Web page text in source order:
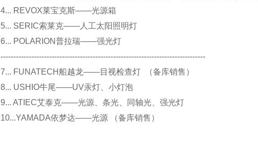
4... REVOX莱宝克斯——光源箱
5... SERIC索莱克——人工太阳照明灯
6... POLARION普拉瑞——强光灯
--------------------------------------------------------------------------------
7... FUNATECH船越龙——目视检查灯 （备库销售）
8... USHIO牛尾——UV汞灯、小灯泡
9... ATIEC艾泰克——光源、条光、同轴光、强光灯
10...YAMADA依梦达——光源 （备库销售）